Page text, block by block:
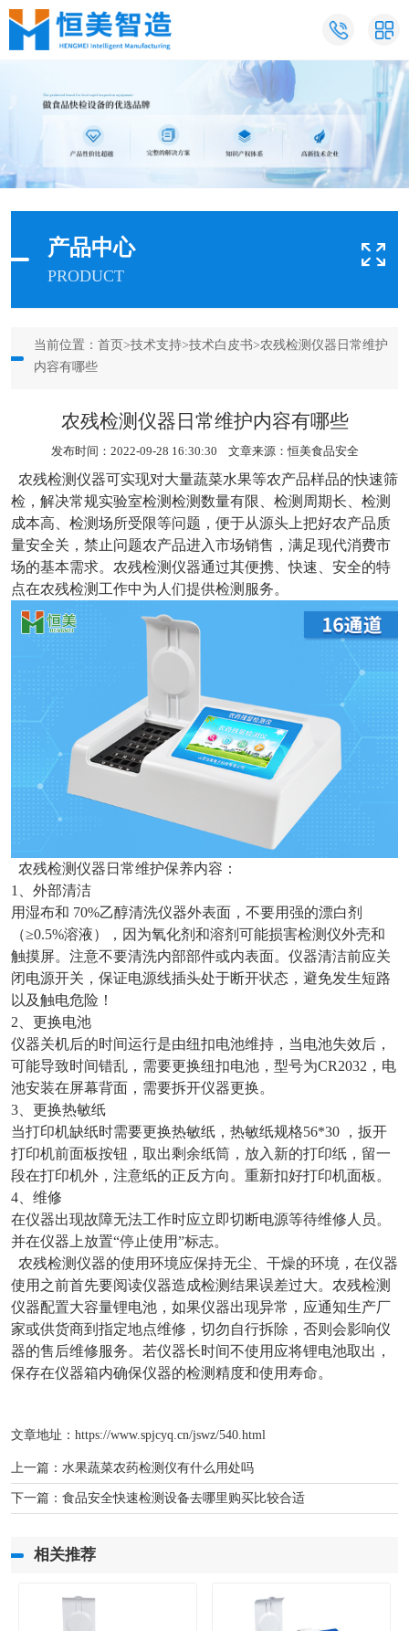
产品中心
PRODUCT
当前位置： 首页 >技术支持>技术白皮书>农残检测仪器日常维护
内容有哪些
农残检测仪器日常维护内容有哪些
发布时间：2022-09-28 16:30:30 文章来源：恒美食品安全
农残检测仪器可实现对大量蔬菜水果等农产品样品的快速筛
检，解决常规实验室检测检测数量有限、检测周期长、检测
成本高、检测场所受限等问题，便于从源头上把好农产品质
量安全关，禁止问题农产品进入市场销售，满足现代消费市
场的基本需求。农残检测仪器通过其便携、快速、安全的特
点在农残检测工作中为人们提供检测服务。
农残检测仪器日常维护保养内容：
1、外部清洁
用湿布和 70%乙醇清洗仪器外表面，不要用强的漂白剂
（≥0.5%溶液），因为氧化剂和溶剂可能损害检测仪外壳和
触摸屏。注意不要清洗内部部件或内表面。仪器清洁前应关
闭电源开关，保证电源线插头处于断开状态，避免发生短路
以及触电危险！
2、更换电池
仪器关机后的时间运行是由纽扣电池维持，当电池失效后，
可能导致时间错乱，需要更换纽扣电池，型号为CR2032，电
池安装在屏幕背面，需要拆开仪器更换。
3、更换热敏纸
当打印机缺纸时需要更换热敏纸，热敏纸规格56*30 ，扳开
打印机前面板按钮，取出剩余纸筒，放入新的打印纸，留一
段在打印机外，注意纸的正反方向。重新扣好打印机面板。
4、维修
在仪器出现故障无法工作时应立即切断电源等待维修人员。
并在仪器上放置“停止使用”标志。
农残检测仪器的使用环境应保持无尘、干燥的环境，在仪器
使用之前首先要阅读仪器造成检测结果误差过大。农残检测
仪器配置大容量锂电池，如果仪器出现异常，应通知生产厂
家或供货商到指定地点维修，切勿自行拆除，否则会影响仪
器的售后维修服务。若仪器长时间不使用应将锂电池取出，
保存在仪器箱内确保仪器的检测精度和使用寿命。
文章地址： https://www.spjcyq.cn/jswz/540.html
上一篇： 水果蔬菜农药检测仪有什么用处吗
下一篇： 食品安全快速检测设备去哪里购买比较合适
相关推荐